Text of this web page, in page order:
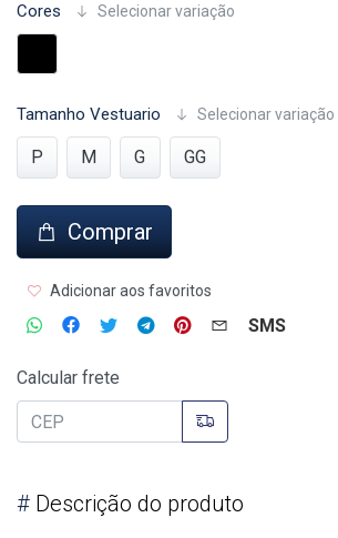
Cores Selecionar variação
Tamanho Vestuario Selecionar variação
P M G GG
Comprar
Adicionar aos favoritos
SMS
Calcular frete
# Descrição do produto